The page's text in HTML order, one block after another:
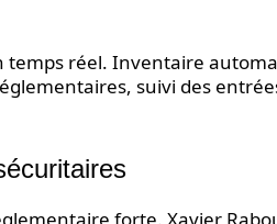
réel. Inventaire
suivi des
forte. Xavier